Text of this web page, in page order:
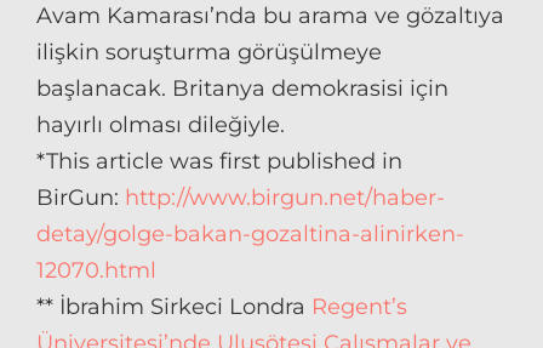
Avam Kamarası’nda bu arama ve gözaltıya
ilişkin soruşturma görüşülmeye
başlanacak. Britanya demokrasisi için
hayırlı olması dileğiyle.
*This article was first published in
BirGun: http://www.birgun.net/haber-
detay/golge-bakan-gozaltina-alinirken-
12070.html
** İbrahim Sirkeci Londra Regent’s